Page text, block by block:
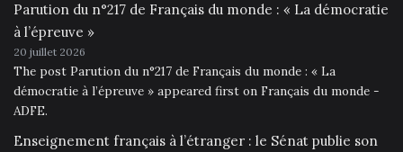
Parution du n°217 de Français du monde : « La démocratie
à l’épreuve »
20 juillet 2026
The post Parution du n°217 de Français du monde : « La
démocratie à l’épreuve » appeared first on Français du monde -
ADFE.
Enseignement français à l’étranger : le Sénat publie son